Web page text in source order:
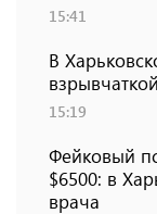
15:41
В
взрывчаткой
15:19
Фейковый
$6500: в
врача